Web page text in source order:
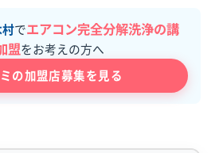
でエアコン完全分解洗浄の講
盟をお考えの方へ
の加盟店募集を見る